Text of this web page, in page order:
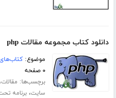
دانلود کتاب مجموعه مقالات php
موضوع:
۰ صفحه
برچسب‌ها: مقالات،
سایت،برنامه